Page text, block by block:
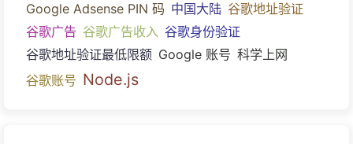
Google Adsense PIN 码 中国大陆 谷歌地址验证
谷歌广告 谷歌广告收入 谷歌身份验证
谷歌地址验证最低限额 Google 账号 科学上网
谷歌账号 Node.js